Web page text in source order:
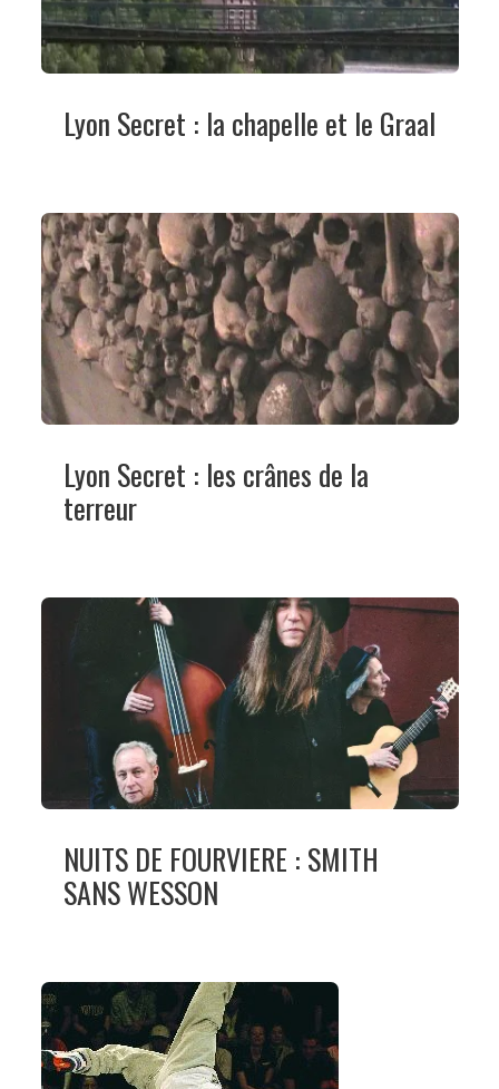
Lyon Secret : la chapelle et le Graal
Lyon Secret : les crânes de la
terreur
NUITS DE FOURVIERE : SMITH
SANS WESSON